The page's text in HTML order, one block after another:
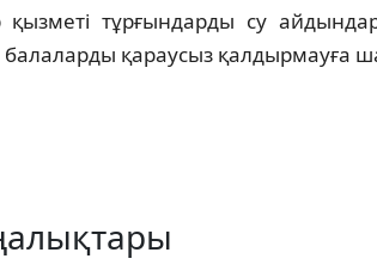
тұрғындарды су
балаларды қараусыз қалдырмауға